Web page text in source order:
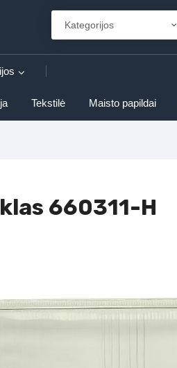
Tekstilė Maisto papildai
660311-H